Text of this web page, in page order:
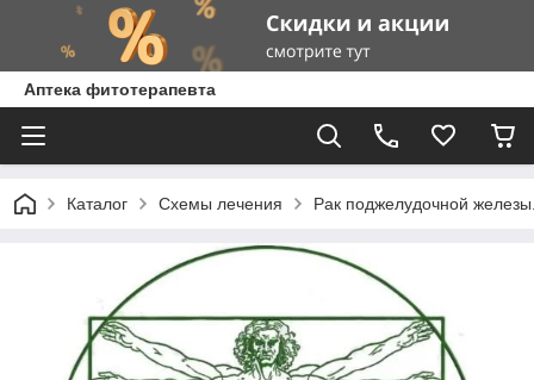
Аптека фитотерапевта
Каталог Схемы лечения Рак поджелудочной